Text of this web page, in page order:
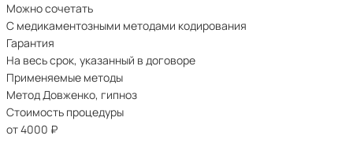
Можно сочетать
С медикаментозными методами кодирования
Гарантия
На весь срок, указанный в договоре
Применяемые методы
Метод Довженко, гипноз
Стоимость процедуры
от 4000 ₽